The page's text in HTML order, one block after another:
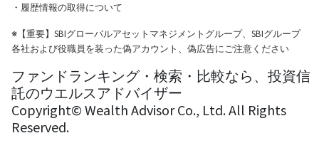
・ 履歴情報の取得について
※【重要】SBIグローバルアセットマネジメントグループ、SBIグループ
各社および役職員を装った偽アカウント、偽広告にご注意ください
ファンドランキング・検索・比較なら、投資信
託のウエルスアドバイザー
Copyright© Wealth Advisor Co., Ltd. All Rights
Reserved.